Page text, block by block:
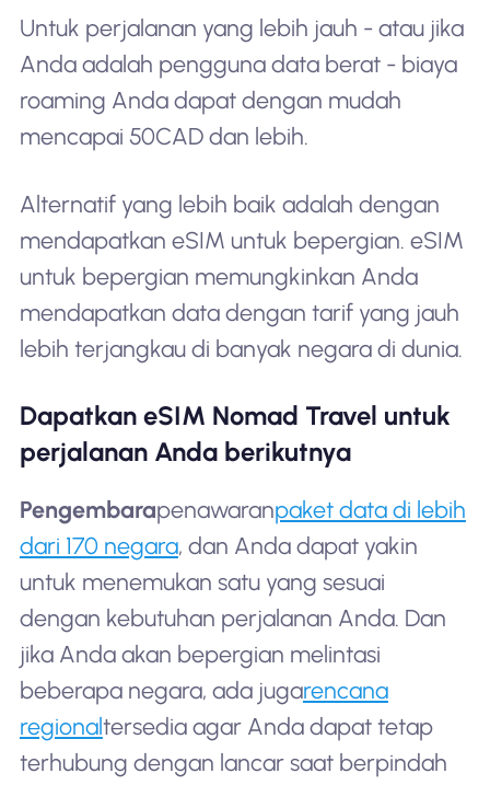
Untuk perjalanan yang lebih jauh - atau jika
Anda adalah pengguna data berat - biaya
roaming Anda dapat dengan mudah
mencapai 50CAD dan lebih.
Alternatif yang lebih baik adalah dengan
mendapatkan eSIM untuk bepergian. eSIM
untuk bepergian memungkinkan Anda
mendapatkan data dengan tarif yang jauh
lebih terjangkau di banyak negara di dunia.
Dapatkan eSIM Nomad Travel untuk
perjalanan Anda berikutnya
Pengembarapenawaranpaket data di lebih
dari 170 negara, dan Anda dapat yakin
untuk menemukan satu yang sesuai
dengan kebutuhan perjalanan Anda. Dan
jika Anda akan bepergian melintasi
beberapa negara, ada jugarencana
regionaltersedia agar Anda dapat tetap
terhubung dengan lancar saat berpindah